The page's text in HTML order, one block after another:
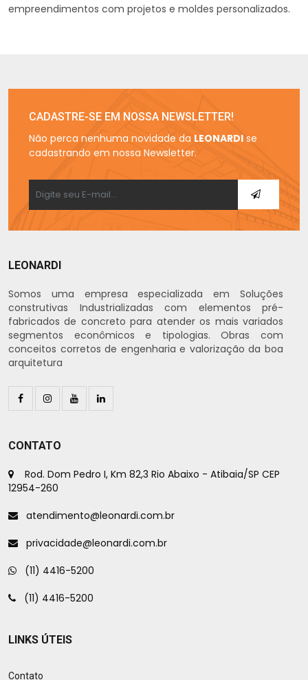
empreendimentos com projetos e moldes personalizados.
CADASTRE-SE EM NOSSA NEWSLETTER!
Não perca nenhuma novidade da LEONARDI se
cadastrando em nossa Newsletter.
LEONARDI
Somos uma empresa especializada em Soluções
construtivas Industrializadas com elementos pré-
fabricados de concreto para atender os mais variados
segmentos econômicos e tipologias. Obras com
conceitos corretos de engenharia e valorização da boa
arquitetura
CONTATO
Rod. Dom Pedro I, Km 82,3 Rio Abaixo - Atibaia/SP CEP
12954-260
atendimento@leonardi.com.br
privacidade@leonardi.com.br
(11) 4416-5200
(11) 4416-5200
LINKS ÚTEIS
Contato